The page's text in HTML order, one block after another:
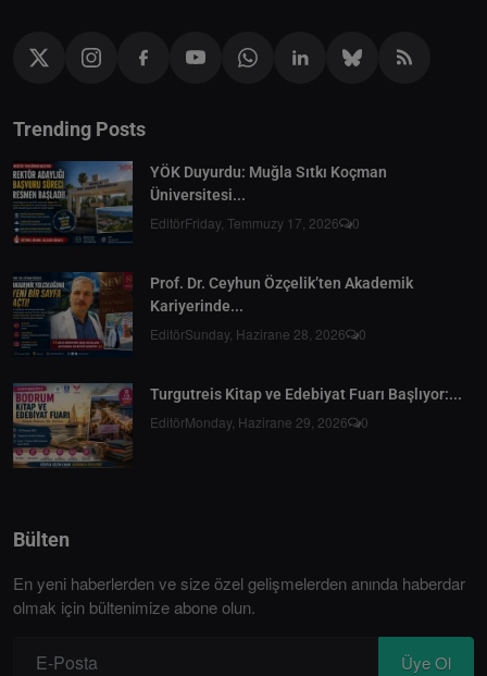
Trending Posts
YÖK Duyurdu: Muğla Sıtkı Koçman
Üniversitesi...
EditörFriday, Temmuzy 17, 2026 0
Prof. Dr. Ceyhun Özçelik’ten Akademik
Kariyerinde...
EditörSunday, Hazirane 28, 2026 0
Turgutreis Kitap ve Edebiyat Fuarı Başlıyor:...
EditörMonday, Hazirane 29, 2026 0
Bülten
En yeni haberlerden ve size özel gelişmelerden anında haberdar
olmak için bültenimize abone olun.
Üye Ol